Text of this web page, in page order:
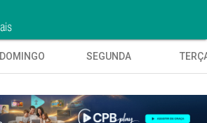
DOMINGO SEGUNDA